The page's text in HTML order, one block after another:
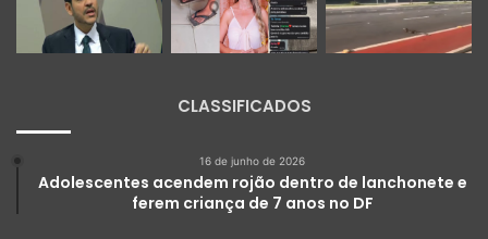
CLASSIFICADOS
16 de junho de 2026
Adolescentes acendem rojão dentro de lanchonete e
ferem criança de 7 anos no DF